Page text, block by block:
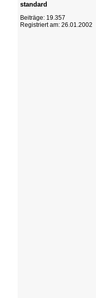
standard
Beiträge: 19.357
Registriert am: 26.01.2002